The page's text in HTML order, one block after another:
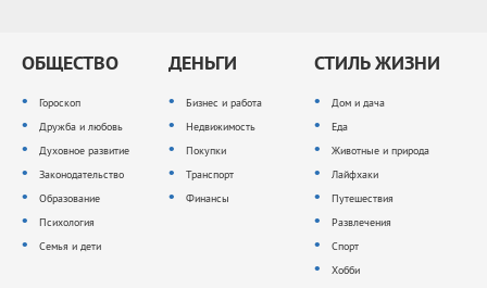
ОБЩЕСТВО
Гороскоп
Дружба и любовь
Духовное развитие
Законодательство
Образование
Психология
Семья и дети
ДЕНЬГИ
Бизнес и работа
Недвижимость
Покупки
Транспорт
Финансы
СТИЛЬ ЖИЗНИ
Дом и дача
Еда
Животные и природа
Лайфхаки
Путешествия
Развлечения
Спорт
Хобби